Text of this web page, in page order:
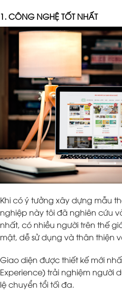
1. CÔNG NGHỆ TỐT NHẤT
Khi có ý tưởng xây dựng mẫu
nghiệp này tôi đã nghiên cứu
nhất, có nhiều người trên thế
mật, dễ sử dụng và thân thiện
Giao diện được thiết kế mới
Experience) trải nghiệm người
lệ chuyển tổi tối đa.